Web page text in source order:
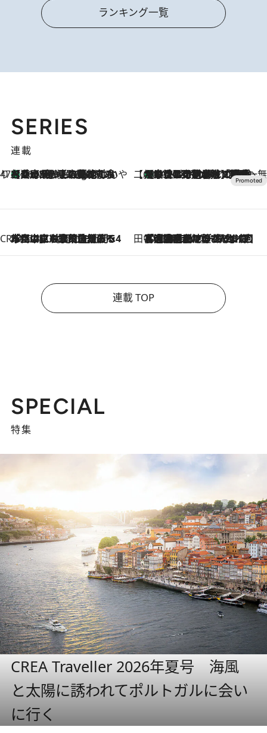
ランキング一覧
SERIES
連載
47都道府県の手みやげ ひんやりスイーツで夏を満喫
46 Minutes Ago
【兵庫県】この夏絶対食べたい 冷やしておいしいおやつ3選 淡路島の恵みをジェラートに集約 【CREA×星野リゾート】唯一無二。癒しと発見が待つ場所へ
2026.8.7
【トンボの足水浴】ヒノキの香りに包まれて涼感マックス！約13℃の湧水かけ流しを避暑地「星野温泉 トンボの湯」で体験
CREA'S CHOICE
2026.8.7
「立川にも歌舞伎があるんだよ」 片岡仁左衛門・市川中車ら豪華座組みで4年目の立川立飛歌舞伎へ 田中稲の勝手に再ブーム
2026.8.7
「湘南乃風に憧れて」観客大盛上がりの“タオル回し”に、ラッパー顔負けの高速歌唱まで…さだまさし（74）のアグレッシブすぎる現在地
連載 TOP
SPECIAL
特集
CREA Traveller 2026年夏号 海風
と太陽に誘われてポルトガルに会い
に行く